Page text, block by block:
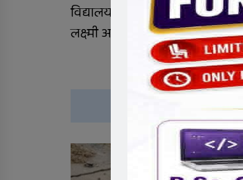
विद्यालयका सहायक
लक्ष्मी अर्याल र निम बहादुर